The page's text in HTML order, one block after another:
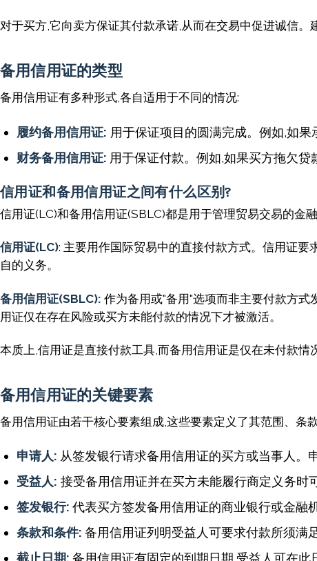
对于买方,它向卖方保证其付款承诺,从而在交易中促进诚信
备用信用证的类型
备用信用证有多种形式,各自适用于不同的情况:
履约备用信用证: 用于保证项目的圆满完成。例如,如
财务备用信用证: 用于保证付款。例如,如果买方拖欠贷
信用证和备用信用证之间有什么区别?
信用证(LC)和备用信用证(SBLC)都是用于管理贸易交易的金
信用证(LC): 主要用作国际贸易中的直接付款方式。信用证
自的义务。
备用信用证(SBLC): 作为备用或"备用"选项而非主要付款方
用证仅在存在风险或买方未能付款的情况下才被激活。
本质上,信用证是直接付款工具,而备用信用证是仅在未付款情
备用信用证的关键要素
备用信用证由若干核心要素组成,这些要素定义了其范围、条
申请人: 从签发银行请求备用信用证的买方或当事人。
受益人: 接受备用信用证并在买方未能履行商定义务时
签发银行: 代表买方签发备用信用证的商业银行或金融
条款和条件: 备用信用证列明受益人可要求付款所须满